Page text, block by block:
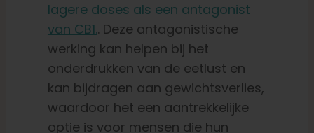
lagere doses als een antagonist
van CB1.. Deze antagonistische
werking kan helpen bij het
onderdrukken van de eetlust en
kan bijdragen aan gewichtsverlies,
waardoor het een aantrekkelijke
optie is voor mensen die hun